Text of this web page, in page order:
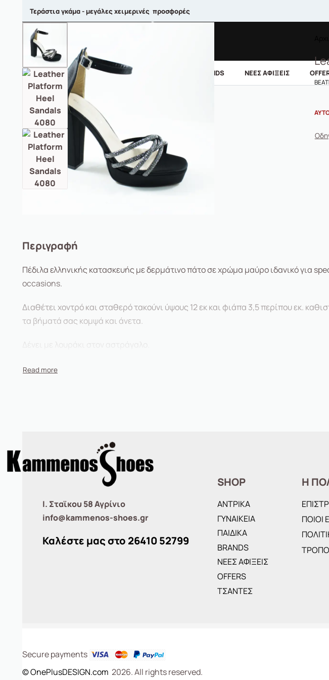
Τεράστια γκάμα - μεγάλες χειμερινές προσφορές
ΑΝΤΡΙΚΑ ΓΥΝΑΙΚΕΙΑ BRANDS ΝΕΕΣ ΑΦΙΞΕΙΣ
Περιγραφή
Πέδιλα ελληνικής κατασκευής με δερμάτινο πάτο σε χρώμα μαύρο ιδανικό για
occasions.
Διαθέτει χοντρό και σταθερό τακούνι ύψους 12 εκ και φιάπα 3,5 περίπου εκ.
τα βήματά σας κομψά και άνετα.
Δένει με λουράκι στον αστράγαλο.
(Διαθέσιμα νούμερα κατόπιν παραγγελίας από 35-42)
Ι. Σταϊκου 58 Αγρίνιο
info@kammenos-shoes.gr
Καλέστε μας στο 26410 52799
SHOP
ΑΝΤΡΙΚΑ
ΓΥΝΑΙΚΕΙΑ
ΠΑΙΔΙΚΑ
BRANDS
ΝΕΕΣ ΑΦΙΞΕΙΣ
OFFERS
ΤΣΑΝΤΕΣ
Η
ΠΟΙΟΙ
Secure payments
© OnePlusDESIGN.com 2026. All rights reserved.